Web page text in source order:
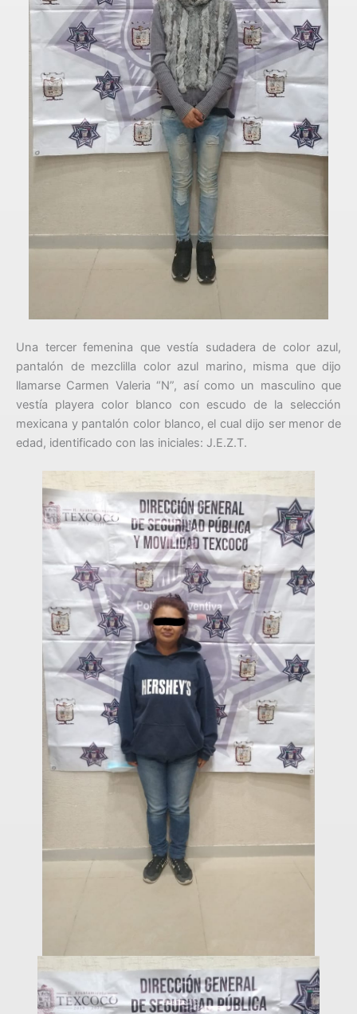
Una tercer femenina que vestía sudadera de color azul,
pantalón de mezclilla color azul marino, misma que dijo
llamarse Carmen Valeria “N”, así como un masculino que
vestía playera color blanco con escudo de la selección
mexicana y pantalón color blanco, el cual dijo ser menor de
edad, identificado con las iniciales: J.E.Z.T.